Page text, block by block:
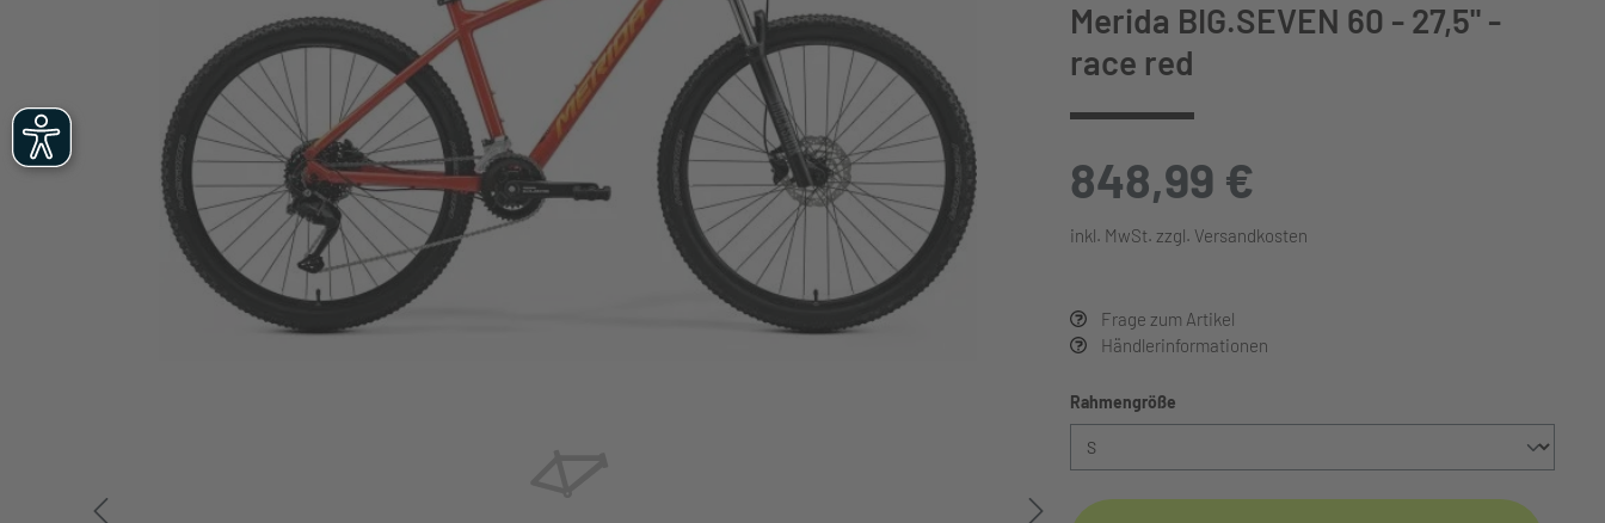
Merida BIG.SEVEN 60 - 27,5" -
race red
848,99 €
inkl. MwSt. zzgl. Versandkosten
Frage zum Artikel
Händlerinformationen
Rahmengröße